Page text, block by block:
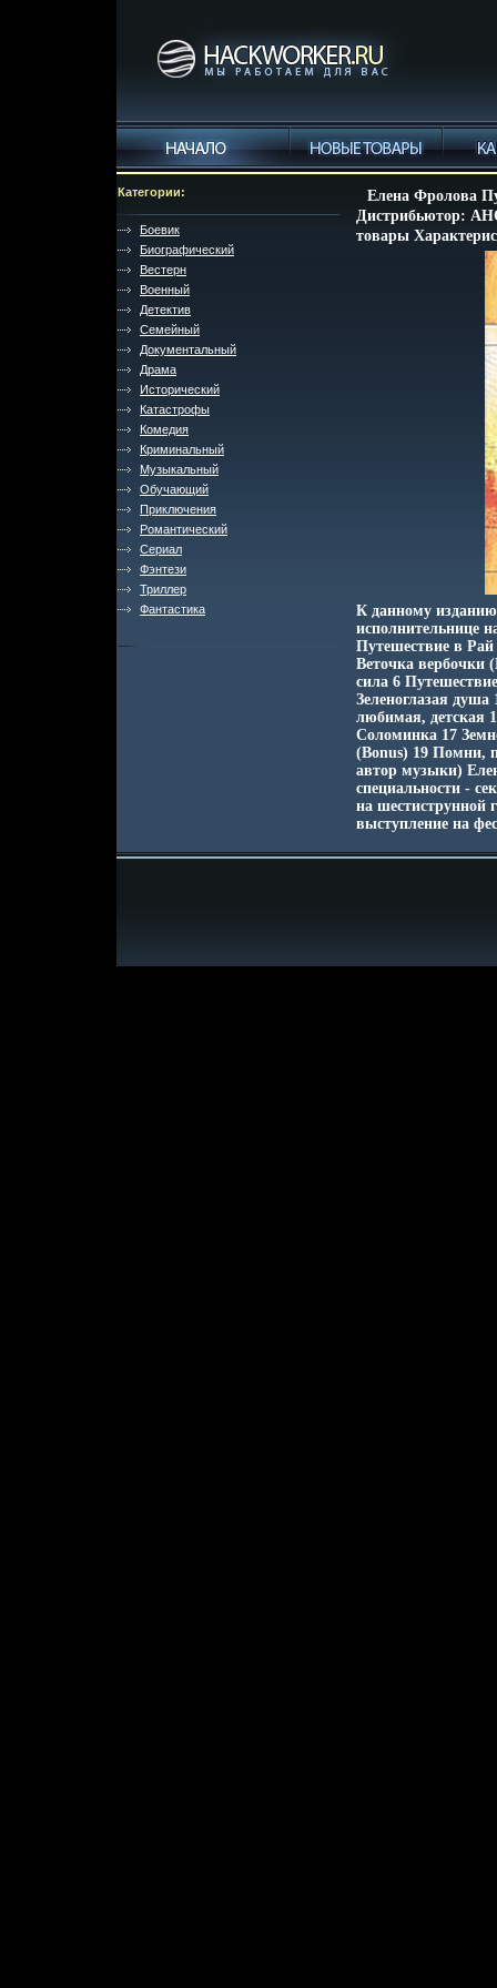
Категории:
Боевик
Биографический
Вестерн
Военный
Детектив
Семейный
Документальный
Драма
Исторический
Катастрофы
Комедия
Криминальный
Музыкальный
Обучающий
Приключения
Романтический
Сериал
Фэнтези
Триллер
Фантастика
Елена Фролова
Дистрибьютор:
товары
К данному изданию
исполнительнице
Путешествие в
Веточка вербочки
сила 6
Зеленоглазая
любимая, детская
Соломинка 17
(Bonus) 19 Помни,
автор музыки)
специальности -
на шестиструнной
выступление на